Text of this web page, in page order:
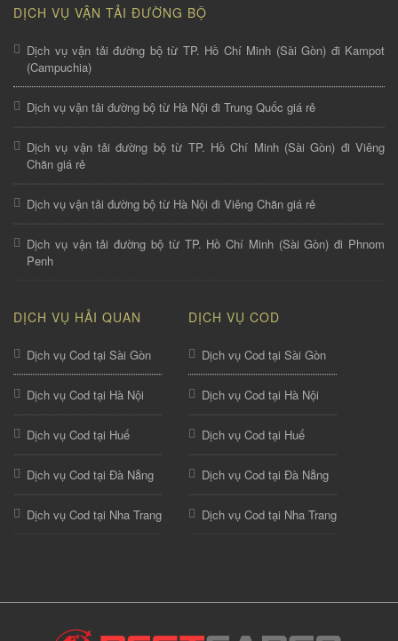
DỊCH VỤ VẬN TẢI ĐƯỜNG BỘ
Dịch vụ vận tải đường bộ từ TP. Hồ Chí Minh (Sài Gòn) đi Kampot
(Campuchia)
Dịch vụ vận tải đường bộ từ Hà Nội đi Trung Quốc giá rẻ
Dịch vụ vận tải đường bộ từ TP. Hồ Chí Minh (Sài Gòn) đi Viêng
Chăn giá rẻ
Dịch vụ vận tải đường bộ từ Hà Nội đi Viêng Chăn giá rẻ
Dịch vụ vận tải đường bộ từ TP. Hồ Chí Minh (Sài Gòn) đi Phnom
Penh
DỊCH VỤ HẢI QUAN
Dịch vụ Cod tại Sài Gòn
Dịch vụ Cod tại Hà Nội
Dịch vụ Cod tại Huế
Dịch vụ Cod tại Đà Nẵng
Dịch vụ Cod tại Nha Trang
DỊCH VỤ COD
Dịch vụ Cod tại Sài Gòn
Dịch vụ Cod tại Hà Nội
Dịch vụ Cod tại Huế
Dịch vụ Cod tại Đà Nẵng
Dịch vụ Cod tại Nha Trang